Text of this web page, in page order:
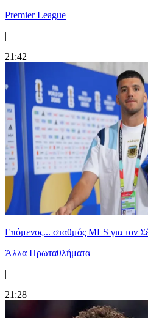
Premier League
|
21:42
Επόμενος... σταθμός MLS για τον
Άλλα Πρωταθλήματα
|
21:28